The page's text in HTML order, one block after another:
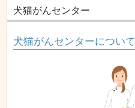
犬猫がんセンター
犬猫がんセンターについて